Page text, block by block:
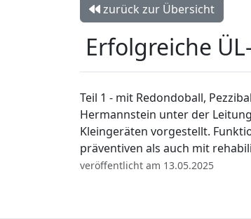
zurück zur Übersicht
Erfolgreiche
Teil 1 - mit Redondoball,
Hermannstein unter der
Kleingeräten vorgestellt.
präventiven als auch mit
veröffentlicht am 13.05.2025